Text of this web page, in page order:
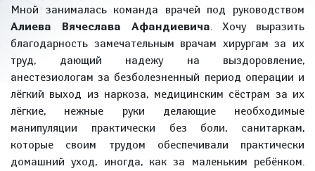
Мной занималась команда врачей под руководством
Алиева Вячеслава Афандиевича. Хочу выразить
благодарность замечательным врачам хирургам за их
труд, дающий надежу на выздоровление,
анестезиологам за безболезненный период операции и
лёгкий выход из наркоза, медицинским сёстрам за их
лёгкие, нежные руки делающие необходимые
манипуляции практически без боли, санитаркам,
которые своим трудом обеспечивали практически
домашний уход, иногда, как за маленьким ребёнком.